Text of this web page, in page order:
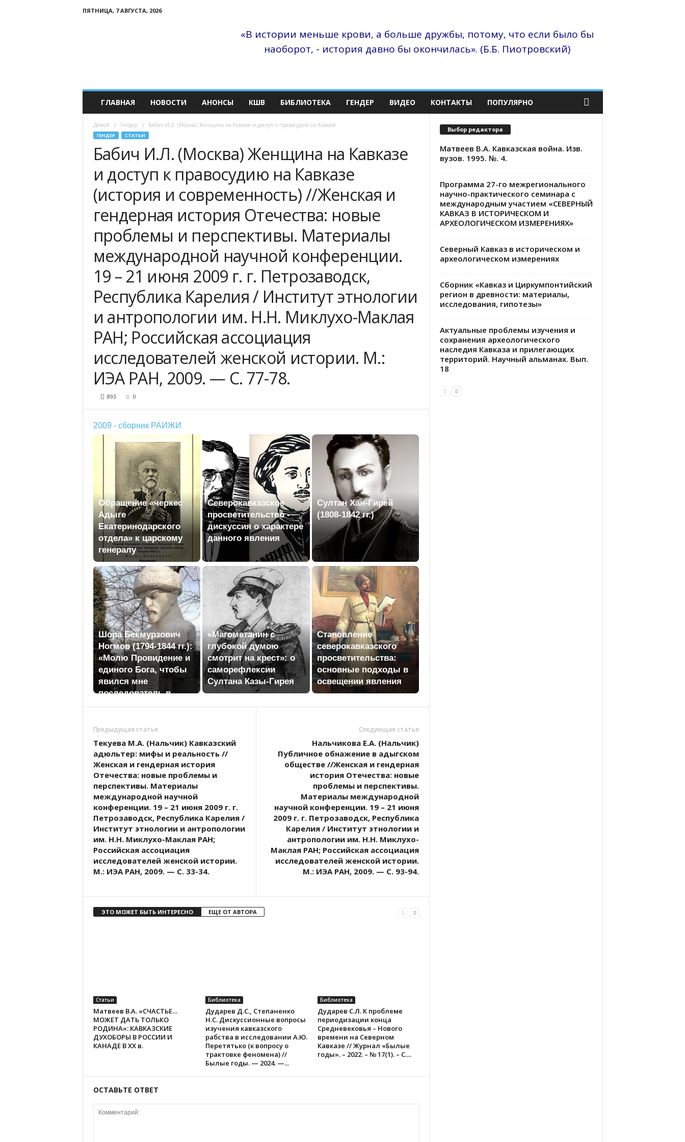
ПЯТНИЦА, 7 АВГУСТА, 2026
й
«В истории меньше крови, а больше дружбы, потому, что если было бы
наоборот, - история давно бы окончилась». (Б.Б. Пиотровский)
ГЛАВНАЯ НОВОСТИ АНОНСЫ КШВ БИБЛИОТЕКА ГЕНДЕР ВИДЕО КОНТАКТЫ ПОПУЛЯРНО
Домой Гендер Бабич И.Л. (Москва) Женщина на Кавказе и доступ к правосудию на Кавказе...
ГЕНДЕР СТАТЬИ
Бабич И.Л. (Москва) Женщина на Кавказе
и доступ к правосудию на Кавказе
(история и современность) //Женская и
гендерная история Отечества: новые
проблемы и перспективы. Материалы
международной научной конференции.
19 – 21 июня 2009 г. г. Петрозаводск,
Республика Карелия / Институт этнологии
и антропологии им. Н.Н. Миклухо-Маклая
РАН; Российская ассоциация
исследователей женской истории. М.:
ИЭА РАН, 2009. — С. 77-78.
893 0
2009 - сборник РАИЖИ
Обращение «черкес
Адыге
Екатеринодарского
отдела» к царскому
генералу
Северокавказское
просветительство -
дискуссия о характере
данного явления
Султан Хан-Гирей
(1808-1842 гг.)
Шора Бекмурзович
Ногмов (1794-1844 гг.):
«Молю Провидение и
единого Бога, чтобы
явился мне
последователь в
любви к родному
«Магометанин с
глубокой думою
смотрит на крест»: о
саморефлексии
Султана Казы-Гирея
Становление
северокавказского
просветительства:
основные подходы в
освещении явления
Предыдущая статья
Текуева М.А. (Нальчик) Кавказский
адюльтер: мифы и реальность //
Женская и гендерная история
Отечества: новые проблемы и
перспективы. Материалы
международной научной
конференции. 19 – 21 июня 2009 г. г.
Петрозаводск, Республика Карелия /
Институт этнологии и антропологии
им. Н.Н. Миклухо-Маклая РАН;
Российская ассоциация
исследователей женской истории.
М.: ИЭА РАН, 2009. — С. 33-34.
Следующая статья
Нальчикова Е.А. (Нальчик)
Публичное обнажение в адыгском
обществе //Женская и гендерная
история Отечества: новые
проблемы и перспективы.
Материалы международной
научной конференции. 19 – 21 июня
2009 г. г. Петрозаводск, Республика
Карелия / Институт этнологии и
антропологии им. Н.Н. Миклухо-
Маклая РАН; Российская ассоциация
исследователей женской истории.
М.: ИЭА РАН, 2009. — С. 93-94.
ЭТО МОЖЕТ БЫТЬ ИНТЕРЕСНО ЕЩЕ ОТ АВТОРА
Статьи
Матвеев В.А. «СЧАСТЬЕ…
МОЖЕТ ДАТЬ ТОЛЬКО
РОДИНА»: КАВКАЗСКИЕ
ДУХОБОРЫ В РОССИИ И
КАНАДЕ В XX в.
Библиотека
Дударев Д.С., Степаненко
Н.С. Дискуссионные вопросы
изучения кавказского
рабства в исследовании А.Ю.
Перетятько (к вопросу о
трактовке феномена) //
Былые годы. — 2024. —...
Библиотека
Дударев С.Л. К проблеме
периодизации конца
Средневековья – Нового
времени на Северном
Кавказе // Журнал «Былые
годы». – 2022. – № 17(1). – С....
ОСТАВЬТЕ ОТВЕТ
Выбор редактора
Матвеев В.А. Кавказская война. Изв.
вузов. 1995. №. 4.
Программа 27-го межрегионального
научно-практического семинара с
международным участием «СЕВЕРНЫЙ
КАВКАЗ В ИСТОРИЧЕСКОМ И
АРХЕОЛОГИЧЕСКОМ ИЗМЕРЕНИЯХ»
Северный Кавказ в историческом и
археологическом измерениях
Сборник «Кавказ и Циркумпонтийский
регион в древности: материалы,
исследования, гипотезы»
Актуальные проблемы изучения и
сохранения археологического
наследия Кавказа и прилегающих
территорий. Научный альманах. Вып.
18